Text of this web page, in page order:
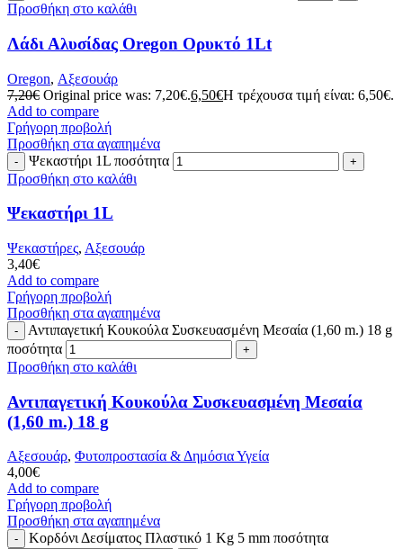
Προσθήκη στο καλάθι
Λάδι Αλυσίδας Oregon Ορυκτό 1Lt
Oregon, Αξεσουάρ
7,20€ Original price was: 7,20€.6,50€Η τρέχουσα τιμή είναι: 6,50€.
Add to compare
Γρήγορη προβολή
Προσθήκη στα αγαπημένα
Ψεκαστήρι 1L ποσότητα
Προσθήκη στο καλάθι
Ψεκαστήρι 1L
Ψεκαστήρες, Αξεσουάρ
3,40€
Add to compare
Γρήγορη προβολή
Προσθήκη στα αγαπημένα
Αντιπαγετική Κουκούλα Συσκευασμένη Μεσαία (1,60 m.) 18 g
ποσότητα
Προσθήκη στο καλάθι
Αντιπαγετική Κουκούλα Συσκευασμένη Μεσαία
(1,60 m.) 18 g
Αξεσουάρ, Φυτοπροστασία & Δημόσια Υγεία
4,00€
Add to compare
Γρήγορη προβολή
Προσθήκη στα αγαπημένα
Κορδόνι Δεσίματος Πλαστικό 1 Kg 5 mm ποσότητα